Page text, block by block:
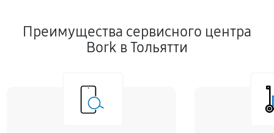
Преимущества сервисного центра
Bork в Тольятти